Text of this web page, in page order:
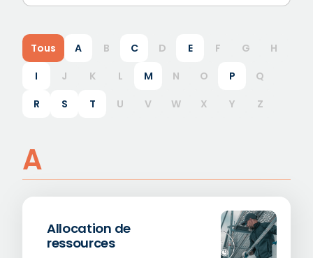
Tous A B C D E F G
H
I
J K L M N O P
Q
R
S T U V W X Y Z
A
Allocation de
ressources